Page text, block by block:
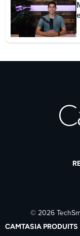
© 2026
CAMTASIA PRODUITS